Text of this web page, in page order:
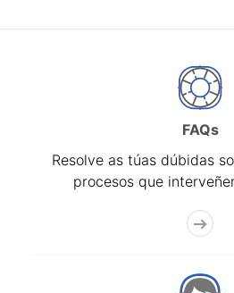
FAQs
Resolve as túas dúbidas
procesos que